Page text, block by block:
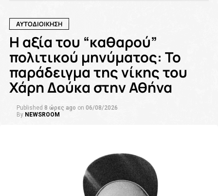
ΑΥΤΟΔΙΟΙΚΗΣΗ
Η αξία του “καθαρού”
πολιτικού μηνύματος: Το
παράδειγμα της νίκης του
Χάρη Δούκα στην Αθήνα
Published 8 ώρες ago on 06/08/2026
By NEWSROOM